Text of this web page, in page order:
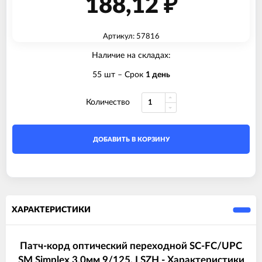
188,12 ₽
Артикул: 57816
Наличие на складах:
55 шт– Срок 1 день
Количество
ДОБАВИТЬ В КОРЗИНУ
ХАРАКТЕРИСТИКИ
Патч-корд оптический переходной SC-FC/UPC